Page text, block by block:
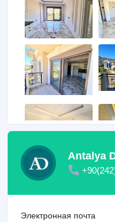
Antalya
Электронная почта